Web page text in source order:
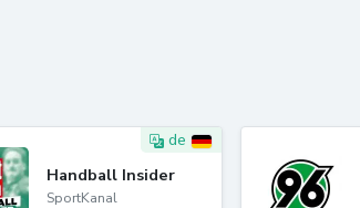
de
Handball Insider
SportKanal